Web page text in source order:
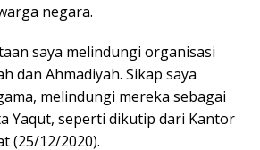
negara.
saya melindungi organisasi
dan Ahmadiyah. Sikap saya
melindungi mereka sebagai
Yaqut, seperti dikutip dari Kantor
(25/12/2020).